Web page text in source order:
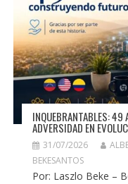
INQUEBRANTABLES: 49
ADVERSIDAD EN
31/07/2026
BEKESANTOS
Por: Laszlo Beke –